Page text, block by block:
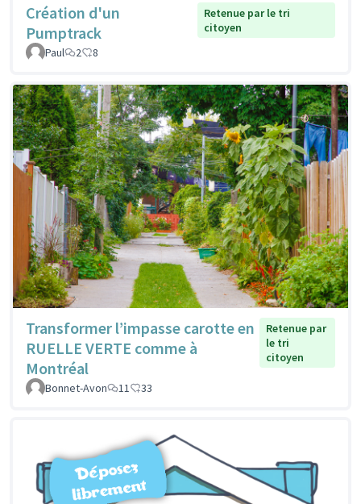
Création d'un
Pumptrack
Retenue par le tri
citoyen
Paul
2 8
Transformer l’impasse carotte en
RUELLE VERTE comme à
Montréal
Retenue par
le tri
citoyen
Bonnet-Avon 11 33